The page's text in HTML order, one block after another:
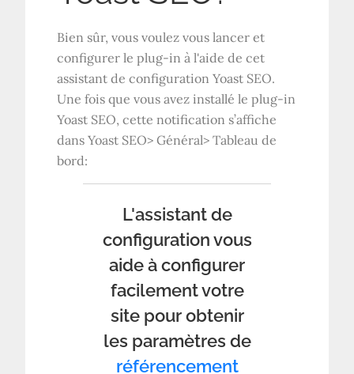
Bien sûr, vous voulez vous lancer et
configurer le plug-in à l'aide de cet
assistant de configuration Yoast SEO.
Une fois que vous avez installé le plug-in
Yoast SEO, cette notification s’affiche
dans Yoast SEO> Général> Tableau de
bord:
L'assistant de
configuration vous
aide à configurer
facilement votre
site pour obtenir
les paramètres de
référencement